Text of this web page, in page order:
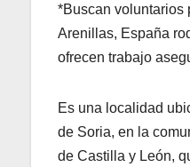
*Buscan voluntarios
Arenillas, España
ofrecen trabajo
Es una localidad
de Soria, en la
de Castilla y León,